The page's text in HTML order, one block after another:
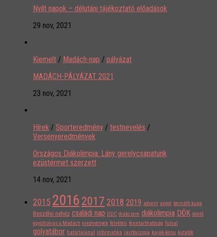
Nyílt napok – délutáni tájékoztató előadások
29 nov, 2021
Kiemelt / Madách-nap / pályázat
MADÁCH-PÁLYÁZAT 2021
23 nov, 2021
Hírek / Sporteredmény / testnevelés /
Versenyeredmények
Országos Diákolimpia: Lány gerelycsapatunk
ezüstérmet szerzett
14 nov, 2021
2015 2016 2017 2018 2019 advent angol bernáth kupa
Beszélni nehéz családi nap DDC diákcsere diákolimpia DÖK döntő
együtt olvas a Madách eredmények felvételi fenntarthatóság futsal
golyatábor határtalanul informatika javítóvizsga kajak-kenu kutatók